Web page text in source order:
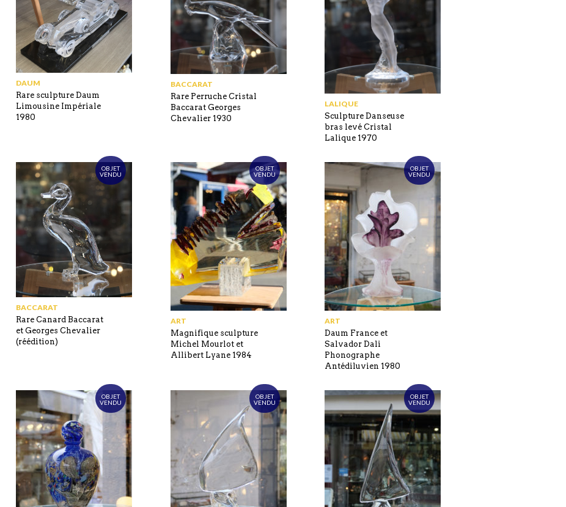
DAUM
Rare sculpture Daum
Limousine Impériale
1980
BACCARAT
Rare Perruche Cristal
Baccarat Georges
Chevalier 1930
LALIQUE
Sculpture Danseuse
bras levé Cristal
Lalique 1970
OBJET
VENDU
BACCARAT
Rare Canard Baccarat
et Georges Chevalier
(réédition)
OBJET
VENDU
ART
Magnifique sculpture
Michel Mourlot et
Allibert Lyane 1984
OBJET
VENDU
ART
Daum France et
Salvador Dali
Phonographe
Antédiluvien 1980
OBJET
VENDU
OBJET
VENDU
OBJET
VENDU